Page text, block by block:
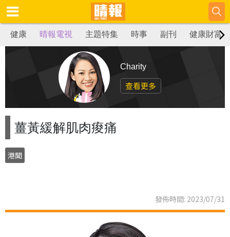
健康 晴報電視 主題特集 時事 副刊 健康財富
Charity
查看更多
薑黃緩解肌肉痠痛
港聞
發佈時間: 2023/07/31